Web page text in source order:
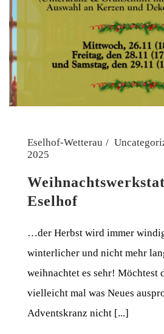
Eselhof-Wetterau
2025
Eselhof
…der Herbst wird immer
winterlicher und nicht mehr
weihnachtet es sehr! Möchtest
vielleicht mal was Neues
Adventskranz nicht [...]